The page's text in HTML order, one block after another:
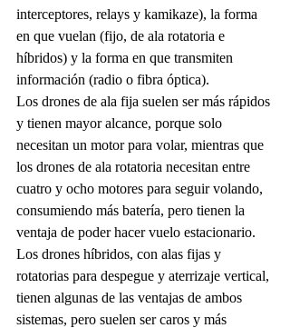
interceptores, relays y kamikaze), la forma
en que vuelan (fijo, de ala rotatoria e
híbridos) y la forma en que transmiten
información (radio o fibra óptica).
Los drones de ala fija suelen ser más rápidos
y tienen mayor alcance, porque solo
necesitan un motor para volar, mientras que
los drones de ala rotatoria necesitan entre
cuatro y ocho motores para seguir volando,
consumiendo más batería, pero tienen la
ventaja de poder hacer vuelo estacionario.
Los drones híbridos, con alas fijas y
rotatorias para despegue y aterrizaje vertical,
tienen algunas de las ventajas de ambos
sistemas, pero suelen ser caros y más